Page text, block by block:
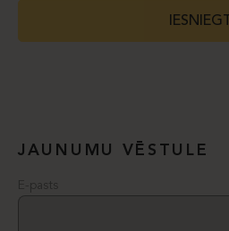
IESNIEGT
JAUNUMU VĒSTULE
E-pasts